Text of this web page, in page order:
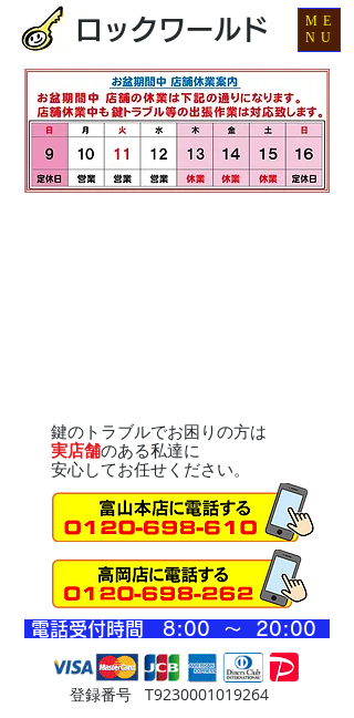
ロックワールド
鍵のトラブルでお困りの方は
実店舗のある私達に
安心してお任せください。
登録番号 T9230001019264
​電話受付時間 8:00 ～ 20:00
ME
NU